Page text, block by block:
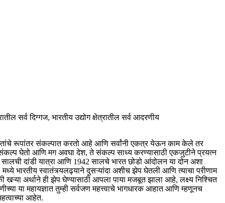
सर्व दिग्गज, भारतीय उद्योग क्षेत्रातील सर्व आदरणीय
रूपांतर संकल्पात करतो आहे आणि सर्वांनी एकत्र येऊन काम केले तर
संकल्प घेतो आणि मग अवघा देश, ते संकल्प साध्य करण्यासाठी एकजुटीने प्रयत्न
दांडी यात्रा आणि 1942 सालचे भारत छोडो आंदोलन या दोन अशा
भारतीय स्वातंत्र्यलढ्याने दुसऱ्यांदा अशीच झेप घेतली आणि त्याचा परीणाम
अर्थाने ही झेप घेण्यासाठी आपला पाया मजबूत झाला आहे, लक्ष्य निश्चित
या महायज्ञात तुम्ही सर्वजण महत्त्वाचे भागधारक आहात आणि म्हणूनच
आहेत.